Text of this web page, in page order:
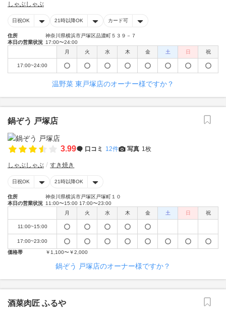
しゃぶしゃぶ
日祝OK 21時以降OK カード可
住所
神奈川県横浜市戸塚区品濃町５３９－７
本日の営業状況 17:00〜24:00
月
火 水 木 金 土 日 祝
17:00~24:00
温野菜 東戸塚店のオーナー様ですか？
鍋ぞう 戸塚店
3.99 口コミ 12件 写真 1枚
しゃぶしゃぶ すき焼き
日祝OK 21時以降OK
住所
神奈川県横浜市戸塚区戸塚町１０
本日の営業状況 11:00〜15:00 17:00〜23:00
月
火 水 木 金 土 日 祝
11:00~15:00
17:00~23:00
価格帯
￥1,100〜￥2,000
鍋ぞう 戸塚店のオーナー様ですか？
酒菜肉匠 ふるや